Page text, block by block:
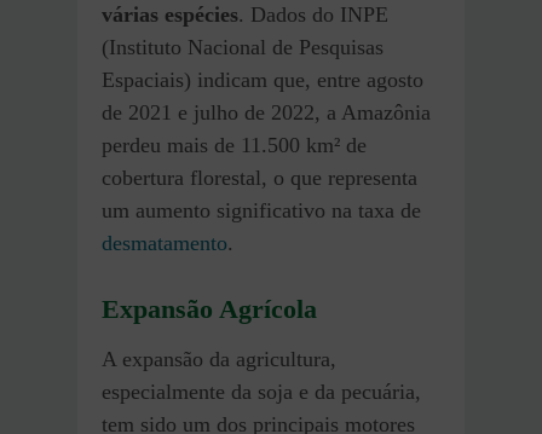
várias espécies. Dados do INPE
(Instituto Nacional de Pesquisas
Espaciais) indicam que, entre agosto
de 2021 e julho de 2022, a Amazônia
perdeu mais de 11.500 km² de
cobertura florestal, o que representa
um aumento significativo na taxa de
desmatamento.
Expansão Agrícola
A expansão da agricultura,
especialmente da soja e da pecuária,
tem sido um dos principais motores